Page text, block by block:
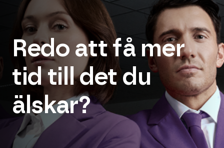
Redo att få mer
tid till det du
älskar?